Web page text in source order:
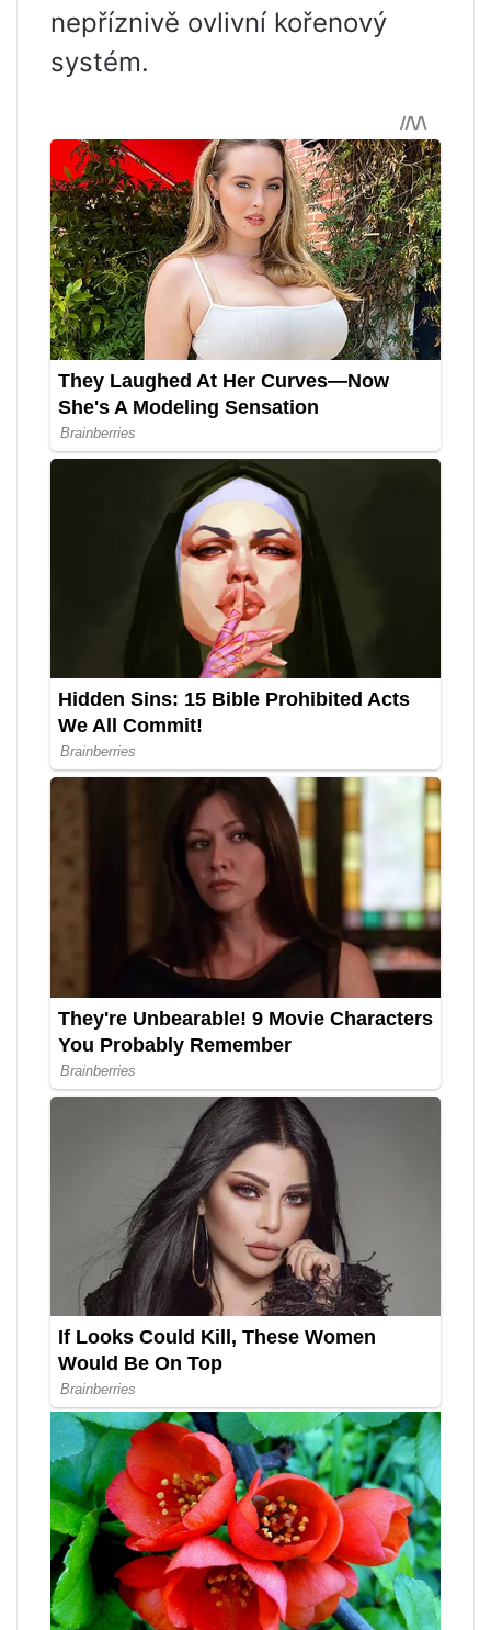
nepříznivě ovlivní kořenový
systém.